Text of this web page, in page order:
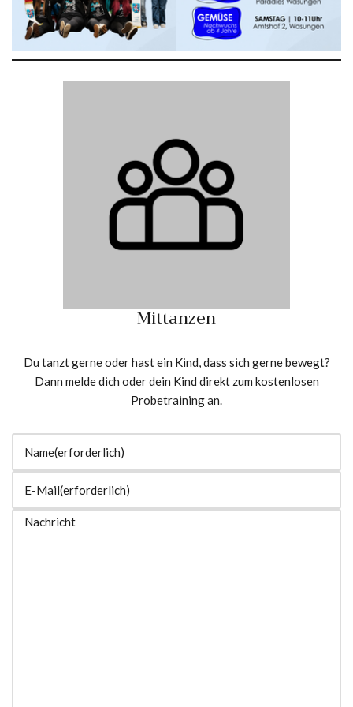
Mittanzen
Du tanzt gerne oder hast ein Kind, dass sich gerne bewegt?
Dann melde dich oder dein Kind direkt zum kostenlosen
Probetraining an.
Name(erforderlich)
E-Mail(erforderlich)
Nachricht